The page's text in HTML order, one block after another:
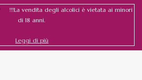
!!!La vendita degli alcolici è vietata ai minori
di 18 anni.
Leggi di più